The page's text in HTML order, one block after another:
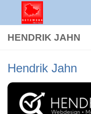
Zum Inhalt springen
HEN­DRIK JAHN
Hen­drik Jahn